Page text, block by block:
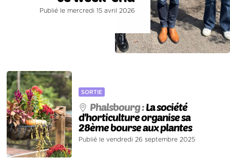
Publié le mercredi 15 avril 2026
SORTIE
Phalsbourg :La société
d'horticulture organise sa
28ème bourse aux plantes
Publié le vendredi 26 septembre 2025